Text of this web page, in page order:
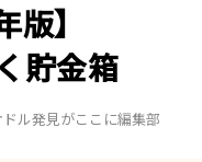
】
貯金箱
ル発見がここに編集部